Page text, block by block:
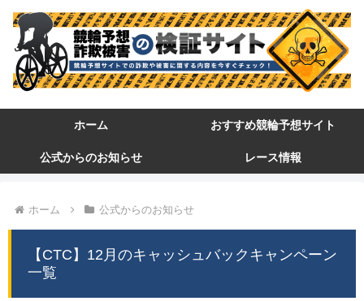
ホーム おすすめ競輪予想サイト
公式からのお知らせ レース情報
ホーム 公式からのお知らせ
【CTC】12月のキャッシュバックキャンペーン
一覧